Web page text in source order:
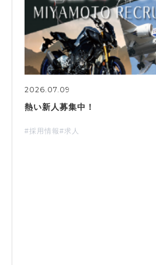
2026.07.09
熱い新人募集中！
#採用情報#求人